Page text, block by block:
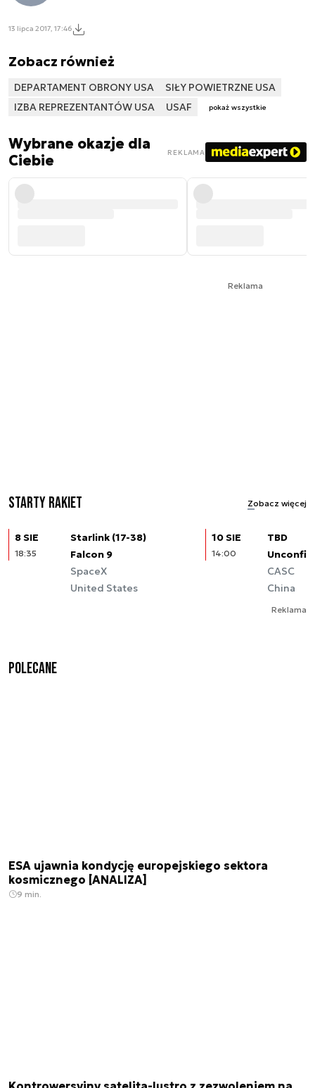
13 lipca 2017, 17:46
Zobacz również
DEPARTAMENT OBRONY USA
SIŁY POWIETRZNE USA
IZBA REPREZENTANTÓW USA
USAF pokaż wszystkie
Wybrane okazje dla
Ciebie
REKLAMA
Reklama
Starty rakiet Zobacz więcej
8 SIE
18:35
Starlink (17-38)
Falcon 9
SpaceX
United States
10 SIE
14:00
TBD
CASC
China
Reklama
Polecane
ESA ujawnia kondycję europejskiego sektora
kosmicznego [ANALIZA]
9 min.